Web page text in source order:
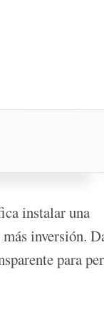
instalar una
inversión.
para